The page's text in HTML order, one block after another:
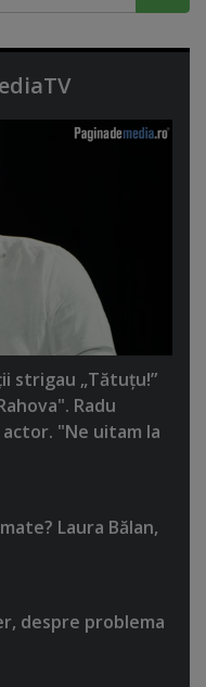
strigau „Tătuţu!”
Radu
"Ne uitam la
Laura Bălan,
despre problema